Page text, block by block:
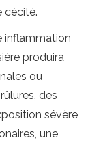
cécité.
inflammation
produira
ou
des
sévère
une